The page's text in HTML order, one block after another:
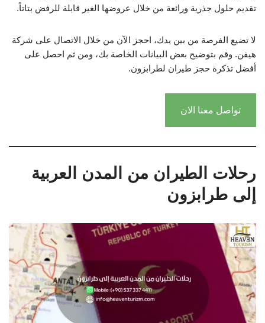
تقديم حلول جذرية ورائعة من خلال عروضها الغير قابلة للرفض بتاتاً.
لا تضيع الفرصة من بين يدك، احجز الآن من خلال الاتصال على شركة
هيفن. وقم بتوضيح بعض البيانات الخاصة بك، ومن ثم احصل على
أفضل تذكرة حجز طيران لطرابزون.
تواصل معنا الان
رحلات الطيران من المدن العربية
إلى طرابزون